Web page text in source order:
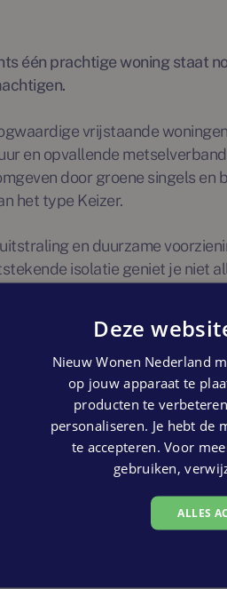
één prachtige woning staat
vrijstaande
en opvallende
door groene singels en
het type Keizer.
en duurzame
isolatie geniet je niet
en
achtertuin.
project extra aantrekkelijk. In
winkelcentrum.
no-time in steden als
dan snel contact op met
voor alle informatie en om
woondroom werkelijkheid!
Deze
Nieuw Wonen Nederland
op jouw apparaat te
producten te
personaliseren. Je hebt de
te accepteren. Voor
gebruiken,
ALLES